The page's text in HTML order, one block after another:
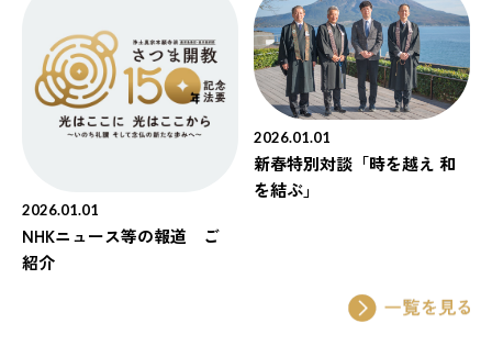
2026.01.01
NHKニュース等の報道 ご
紹介
2026.01.01
新春特別対談「時を越え 和
を結ぶ」